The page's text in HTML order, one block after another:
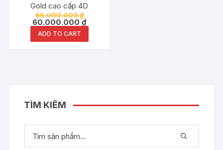
Gold cao cấp 4D
65.000.000₫
60.000.000₫
ADD TO CART
TÌM KIẾM